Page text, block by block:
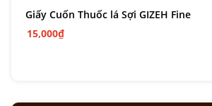
Giấy Cuốn Thuốc lá Sợi GIZEH Fine
15,000₫